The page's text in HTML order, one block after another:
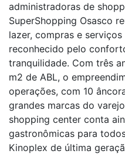
administradoras de
SuperShopping Osasco
lazer, compras e
reconhecido pelo
tranquilidade. Com três
m2 de ABL, o
operações, com 10
grandes marcas do
shopping center conta
gastronômicas para
Kinoplex de última